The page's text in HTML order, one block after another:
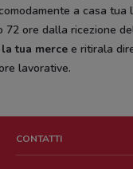
a casa tua
72 ore dalla ricezione
tua merce e ritirala
lavorative.
CONTATTI